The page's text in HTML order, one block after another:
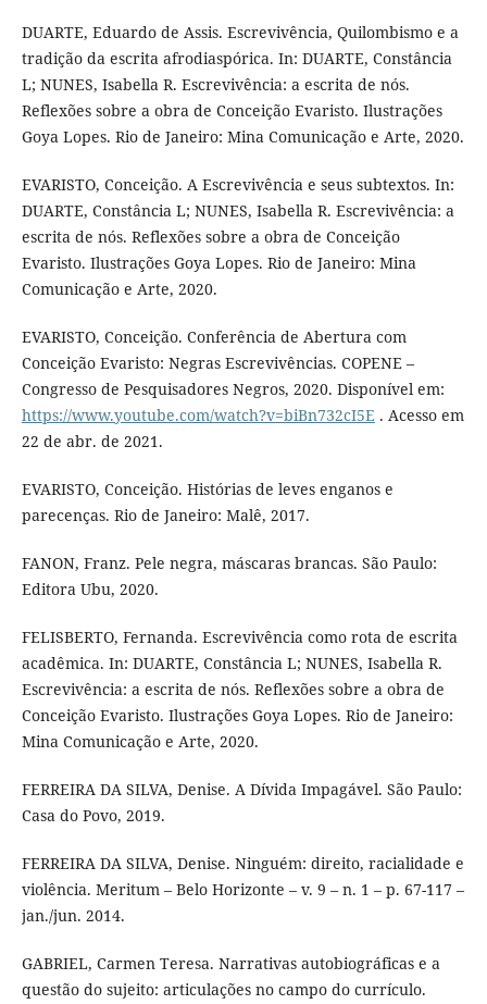
DUARTE, Eduardo de Assis. Escrevivência, Quilombismo e a
tradição da escrita afrodiaspórica. In: DUARTE, Constância
L; NUNES, Isabella R. Escrevivência: a escrita de nós.
Reflexões sobre a obra de Conceição Evaristo. Ilustrações
Goya Lopes. Rio de Janeiro: Mina Comunicação e Arte, 2020.
EVARISTO, Conceição. A Escrevivência e seus subtextos. In:
DUARTE, Constância L; NUNES, Isabella R. Escrevivência: a
escrita de nós. Reflexões sobre a obra de Conceição
Evaristo. Ilustrações Goya Lopes. Rio de Janeiro: Mina
Comunicação e Arte, 2020.
EVARISTO, Conceição. Conferência de Abertura com
Conceição Evaristo: Negras Escrevivências. COPENE –
Congresso de Pesquisadores Negros, 2020. Disponível em:
https://www.youtube.com/watch?v=biBn732cI5E . Acesso em
22 de abr. de 2021.
EVARISTO, Conceição. Histórias de leves enganos e
parecenças. Rio de Janeiro: Malê, 2017.
FANON, Franz. Pele negra, máscaras brancas. São Paulo:
Editora Ubu, 2020.
FELISBERTO, Fernanda. Escrevivência como rota de escrita
acadêmica. In: DUARTE, Constância L; NUNES, Isabella R.
Escrevivência: a escrita de nós. Reflexões sobre a obra de
Conceição Evaristo. Ilustrações Goya Lopes. Rio de Janeiro:
Mina Comunicação e Arte, 2020.
FERREIRA DA SILVA, Denise. A Dívida Impagável. São Paulo:
Casa do Povo, 2019.
FERREIRA DA SILVA, Denise. Ninguém: direito, racialidade e
violência. Meritum – Belo Horizonte – v. 9 – n. 1 – p. 67-117 –
jan./jun. 2014.
GABRIEL, Carmen Teresa. Narrativas autobiográficas e a
questão do sujeito: articulações no campo do currículo.